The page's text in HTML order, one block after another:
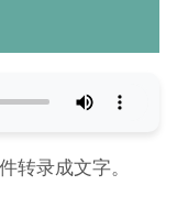
转录成文字。